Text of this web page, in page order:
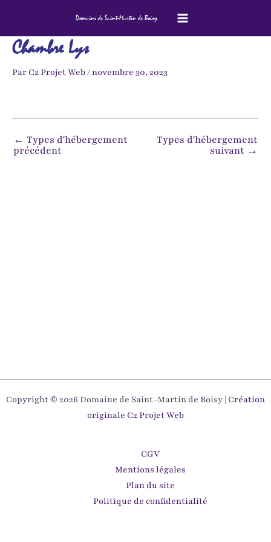
contenu
Domaine de Saint-Martin de Boisy
Main
Menu
Chambre Lys
Par C2 Projet Web/novembre 30, 2023
← Types d'hébergement
précédent
Types d'hébergement
suivant →
Copyright © 2026 Domaine de Saint-Martin de Boisy | Création
originale C2 Projet Web
CGV
Mentions légales
Plan du site
Politique de confidentialité